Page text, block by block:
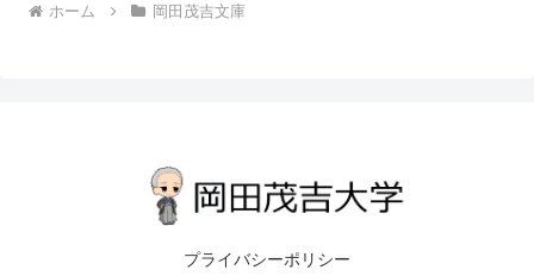
ホーム 岡田茂吉文庫
プライバシーポリシー